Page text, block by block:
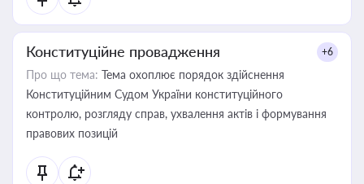
Конституційне провадження +6
Про що тема: Тема охоплює порядок здійснення
Конституційним Судом України конституційного
контролю, розгляду справ, ухвалення актів і формування
правових позицій